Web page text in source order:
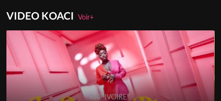
VIDEO KOACIVoir+
RAP IVOIRE